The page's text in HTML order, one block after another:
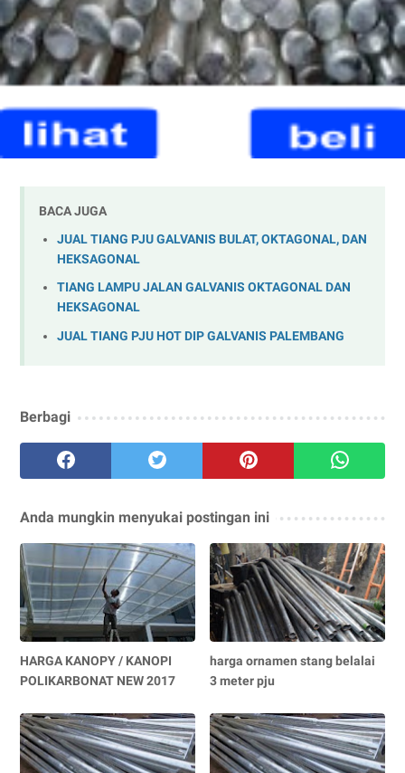
BACA JUGA
JUAL TIANG PJU GALVANIS BULAT, OKTAGONAL, DAN
HEKSAGONAL
TIANG LAMPU JALAN GALVANIS OKTAGONAL DAN
HEKSAGONAL
JUAL TIANG PJU HOT DIP GALVANIS PALEMBANG
Berbagi
Anda mungkin menyukai postingan ini
HARGA KANOPY / KANOPI
POLIKARBONAT NEW 2017
harga ornamen stang belalai
3 meter pju